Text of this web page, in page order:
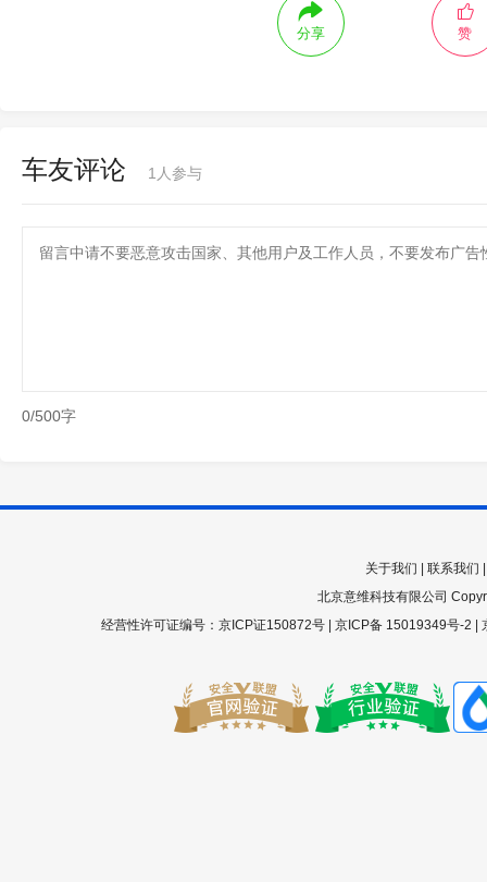
分享 赞
车友评论 1 人参与
0/500字
关于我们 | 联系我们
北京意维科技有限公司
经营性许可证编号：京ICP证150872号 | 京ICP备 15019349号-2 |